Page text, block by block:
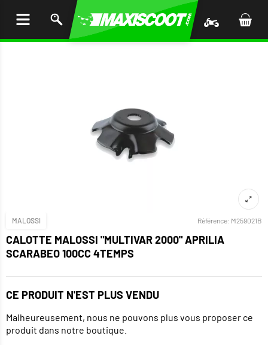
MALOSSI Référence: M259021B
CALOTTE MALOSSI "MULTIVAR 2000" APRILIA
SCARABEO 100CC 4TEMPS
CE PRODUIT N'EST PLUS VENDU
Malheureusement, nous ne pouvons plus vous proposer ce
produit dans notre boutique.